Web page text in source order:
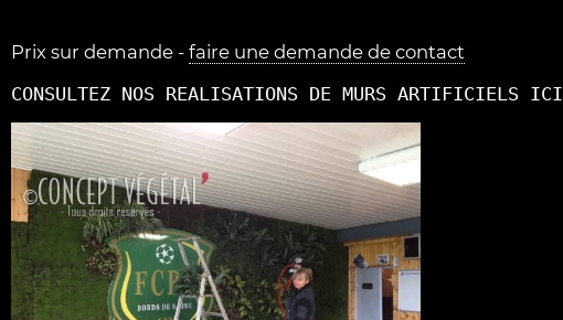
Prix sur demande - faire une demande de contact
CONSULTEZ NOS REALISATIONS DE MURS ARTIFICIELS ICI